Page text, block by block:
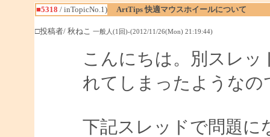
■5318 / inTopicNo.1) ArtTips 快適マウスホイールについて
□投稿者/ 秋ねこ 一般人(1回)-(2012/11/26(Mon) 21:19:44)
こんにちは。別スレ
れてしまったようなの
下記スレッドで問題に